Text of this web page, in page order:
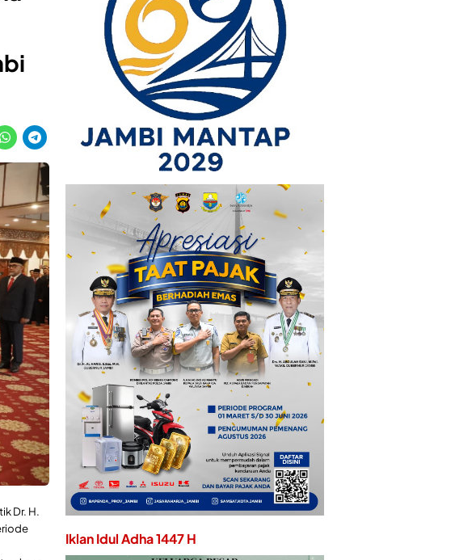
Dr. H.
Iklan Idul Adha 1447 H